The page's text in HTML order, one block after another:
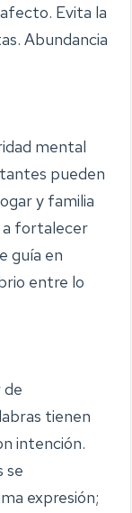
Evita la
Abundancia
mental
pueden
y familia
a fortalecer
guía en
entre lo
de
tienen
intención.
se
expresión;